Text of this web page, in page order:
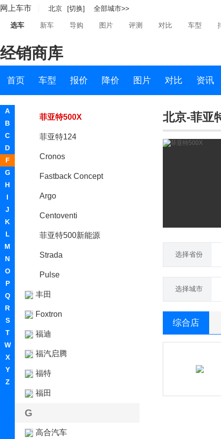
网上车市 北京 [切换] 全部城市>>
选车 新车 导购 图片 评测 对比 车型
经销商库
首页 车型 报价 降价 图片 对比 资讯
A
B
C
D
F
G
H
I
J
K
L
M
N
O
P
Q
R
S
T
W
X
Y
Z
菲亚特(进口)
菲亚特500
菲亚特Panda
菲亚特500X
菲亚特124
Cronos
Fastback Concept
Argo
Centoventi
菲亚特500新能源
Strada
Pulse
丰田
Foxtron
福迪
福汽启腾
福特
福田
G
高合汽车
北京-菲亚
选择省份
选择城市
综合店